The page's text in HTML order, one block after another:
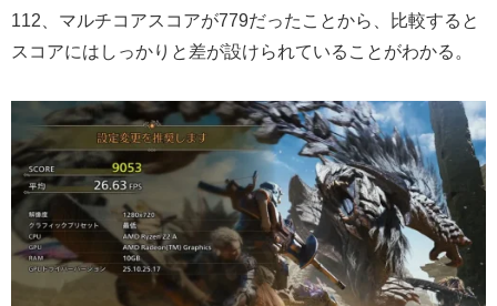
112、マルチコアスコアが779だったことから、比較すると
スコアにはしっかりと差が設けられていることがわかる。